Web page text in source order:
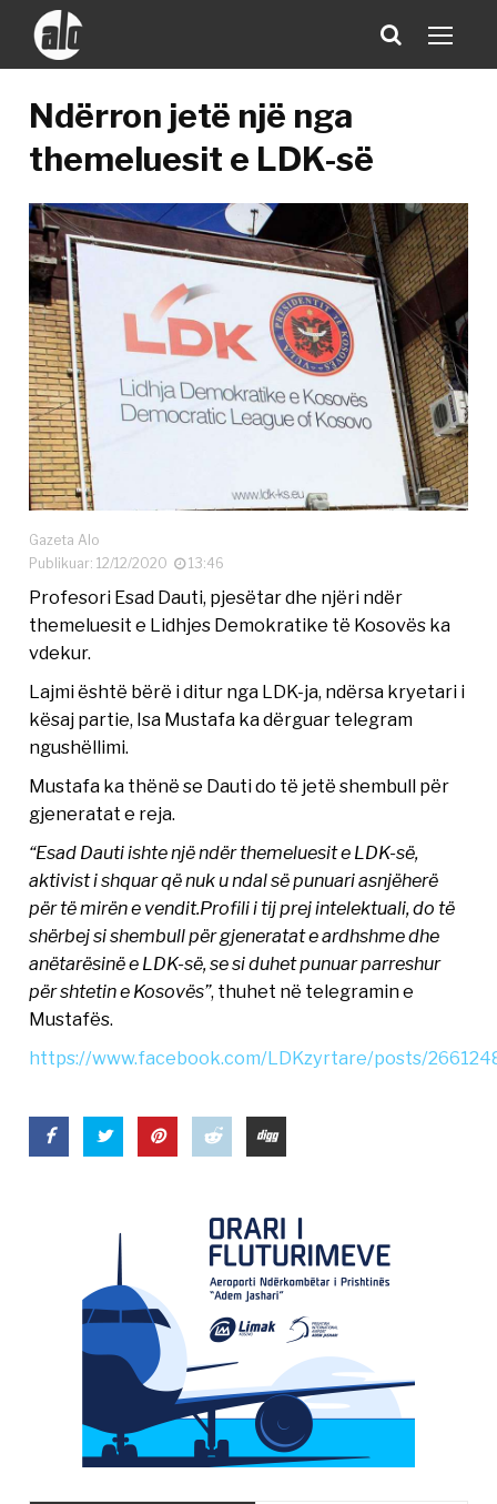
Ndërron jetë një nga
themeluesit e LDK-së
Gazeta Alo
Publikuar: 12/12/2020
13:46
Profesori Esad Dauti, pjesëtar dhe njëri ndër
themeluesit e Lidhjes Demokratike të Kosovës ka
vdekur.
Lajmi është bërë i ditur nga LDK-ja, ndërsa kryetari i
kësaj partie, Isa Mustafa ka dërguar telegram
ngushëllimi.
Mustafa ka thënë se Dauti do të jetë shembull për
gjeneratat e reja.
“Esad Dauti ishte një ndër themeluesit e LDK-së,
aktivist i shquar që nuk u ndal së punuari asnjëherë
për të mirën e vendit.Profili i tij prej intelektuali, do të
shërbej si shembull për gjeneratat e ardhshme dhe
anëtarësinë e LDK-së, se si duhet punuar parreshur
për shtetin e Kosovës”, thuhet në telegramin e
Mustafës.
https://www.facebook.com/LDKzyrtare/posts/